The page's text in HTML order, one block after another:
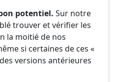
potentiel. Sur notre
trouver et vérifier les
la moitié de nos
si certaines de ces «
versions antérieures